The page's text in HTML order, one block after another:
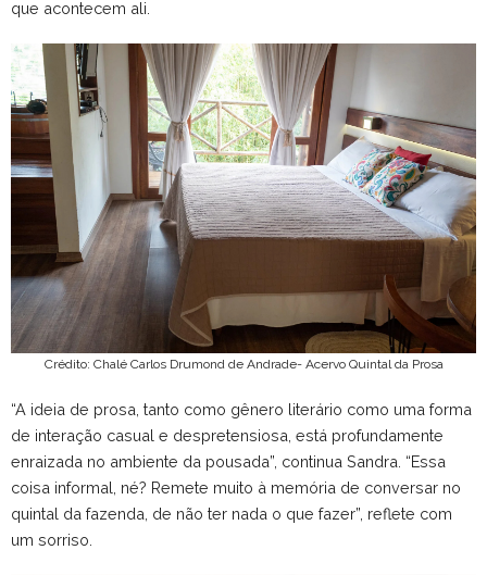
que acontecem ali.
Crédito: Chalé Carlos Drumond de Andrade- Acervo Quintal da Prosa
“A ideia de prosa, tanto como gênero literário como uma forma
de interação casual e despretensiosa, está profundamente
enraizada no ambiente da pousada”, continua Sandra. “Essa
coisa informal, né? Remete muito à memória de conversar no
quintal da fazenda, de não ter nada o que fazer”, reflete com
um sorriso.